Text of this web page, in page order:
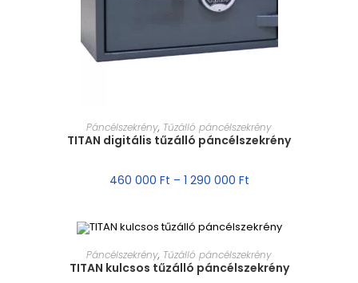
MÉRET VÁLASZTÁSA
Páncélszekrény, Tűzálló páncélszekrény
TITAN digitális tűzálló páncélszekrény
460 000 Ft – 1 290 000 Ft
MÉRET VÁLASZTÁSA
Páncélszekrény, Tűzálló páncélszekrény
TITAN kulcsos tűzálló páncélszekrény